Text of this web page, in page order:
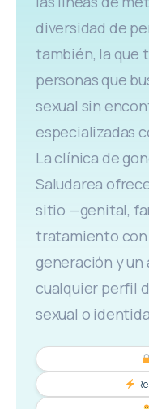
diversidad de
también, la que
personas que
sexual sin
especializadas
La clínica de
Saludarea
sitio —genital,
tratamiento con
generación y
cualquier perfil
sexual o